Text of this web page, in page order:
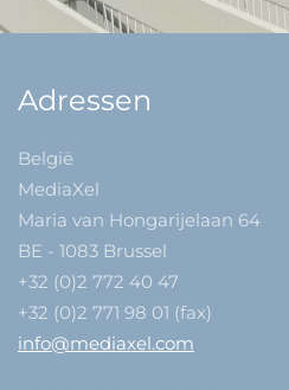
Adressen
België
MediaXel
Maria van Hongarijelaan 64
BE - 1083 Brussel
+32 (0)2 772 40 47
+32 (0)2 771 98 01 (fax)
info@mediaxel.com